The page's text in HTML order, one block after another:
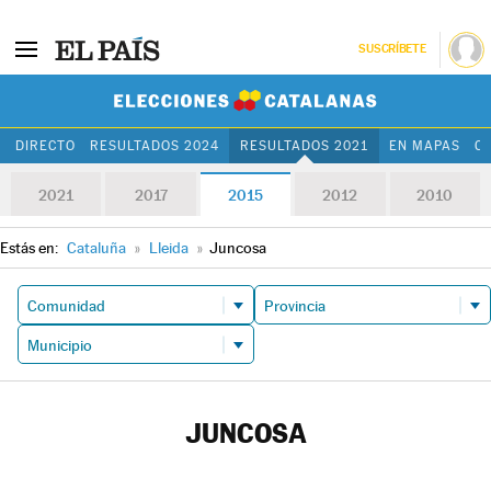
SUSCRÍBETE
DIRECTO RESULTADOS 2024 RESULTADOS 2021 EN MAPAS
2021 2017 2015 2012 2010
Estás en: Cataluña » Lleida » Juncosa
JUNCOSA